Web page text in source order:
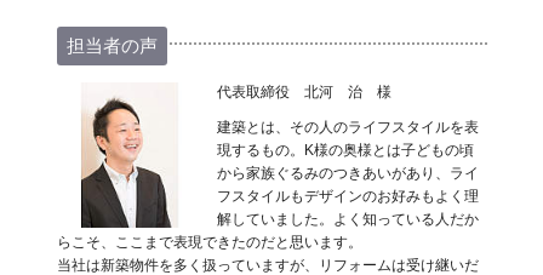
担当者の声
代表取締役 北河 治 様
建築とは、その人のライフスタイルを表
現するもの。K様の奥様とは子どもの頃
から家族ぐるみのつきあいがあり、ライ
フスタイルもデザインのお好みもよく理
解していました。よく知っている人だか
らこそ、ここまで表現できたのだと思います。
当社は新築物件を多く扱っていますが、リフォームは受け継いだ